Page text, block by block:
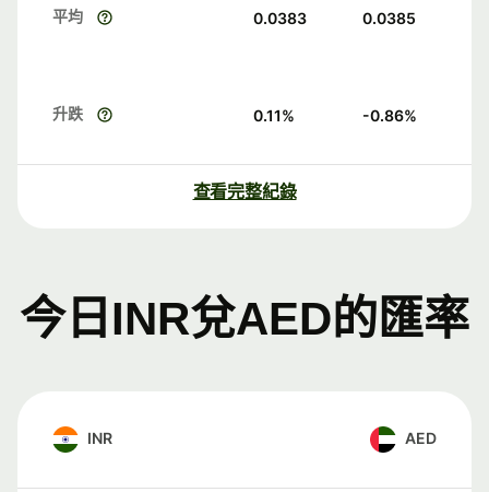
平均 0.0383 0.0385
升跌 0.11% -0.86%
查看完整紀錄
今日INR兌AED的匯率
INR AED